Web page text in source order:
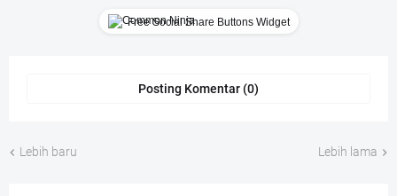
Free Social Share Buttons Widget
Posting Komentar (0)
Lebih baru Lebih lama